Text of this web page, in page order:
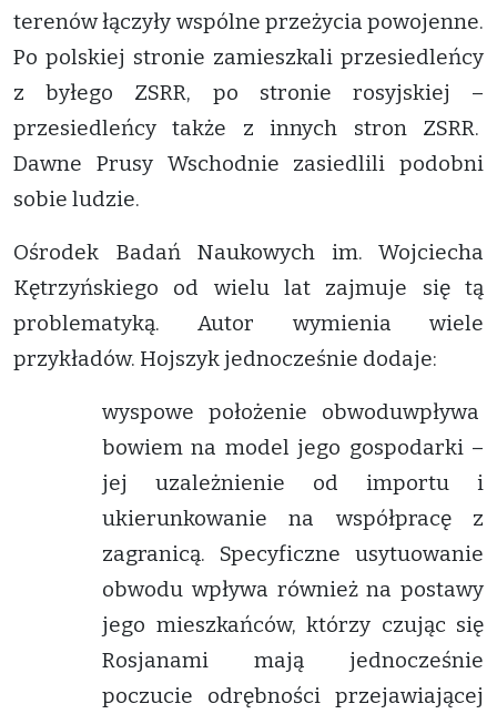
terenów łączyły wspólne przeżycia powojenne.
Po polskiej stronie zamieszkali przesiedleńcy
z byłego ZSRR, po stronie rosyjskiej –
przesiedleńcy także z innych stron ZSRR.
Dawne Prusy Wschodnie zasiedlili podobni
sobie ludzie.
Ośrodek Badań Naukowych im. Wojciecha
Kętrzyńskiego od wielu lat zajmuje się tą
problematyką. Autor wymienia wiele
przykładów. Hojszyk jednocześnie dodaje:
wyspowe położenie obwoduwpływa
bowiem na model jego gospodarki –
jej uzależnienie od importu i
ukierunkowanie na współpracę z
zagranicą. Specyficzne usytuowanie
obwodu wpływa również na postawy
jego mieszkańców, którzy czując się
Rosjanami mają jednocześnie
poczucie odrębności przejawiającej